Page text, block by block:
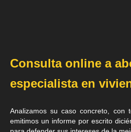
Consulta online a
especialista en
Analizamos su caso concreto, con
emitimos un informe por escrito